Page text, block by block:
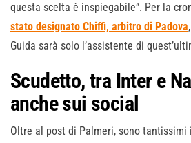
questa scelta è inspiegabile”. Per la
stato designato Chiffi, arbitro di Padova
Guida sarà solo l’assistente di
Scudetto, tra Inter e
anche sui social
Oltre al post di Palmeri, sono tantissimi